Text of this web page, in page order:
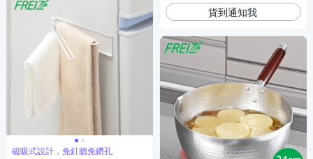
磁吸式設計，免釘牆免鑽孔
貨到通知我